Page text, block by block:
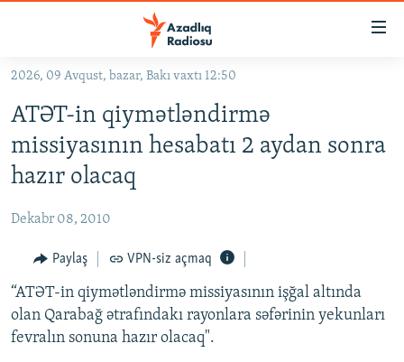
Əsas
qayıt
Əsas
naviqasiyaya
qayıt
Axtarışa
KORRUPSIOMETR
FƏRQƏ BAX
QANUNI DOĞRU
ARAŞDIRMA
MULTIMEDIA
2026, 09 Avqust, bazar, Bakı vaxtı 12:50
ATƏT-in qiymətləndirmə
missiyasının hesabatı 2 aydan sonra
hazır olacaq
Dekabr 08, 2010
Paylaş VPN-siz açmaq
“ATƏT-in qiymətləndirmə missiyasının işğal altında
olan Qarabağ ətrafındakı rayonlara səfərinin yekunları
fevralın sonuna hazır olacaq".